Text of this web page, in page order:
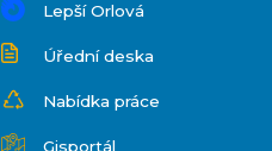
Lepší Orlová
Úřední deska
Nabídka práce
Gisportál